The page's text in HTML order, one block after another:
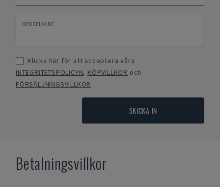
Klicka här för att acceptera våra
INTEGRITETSPOLICYN, KÖPVILLKOR och
FÖRSÄLJNINGSVILLKOR
SKICKA IN
Betalningsvillkor